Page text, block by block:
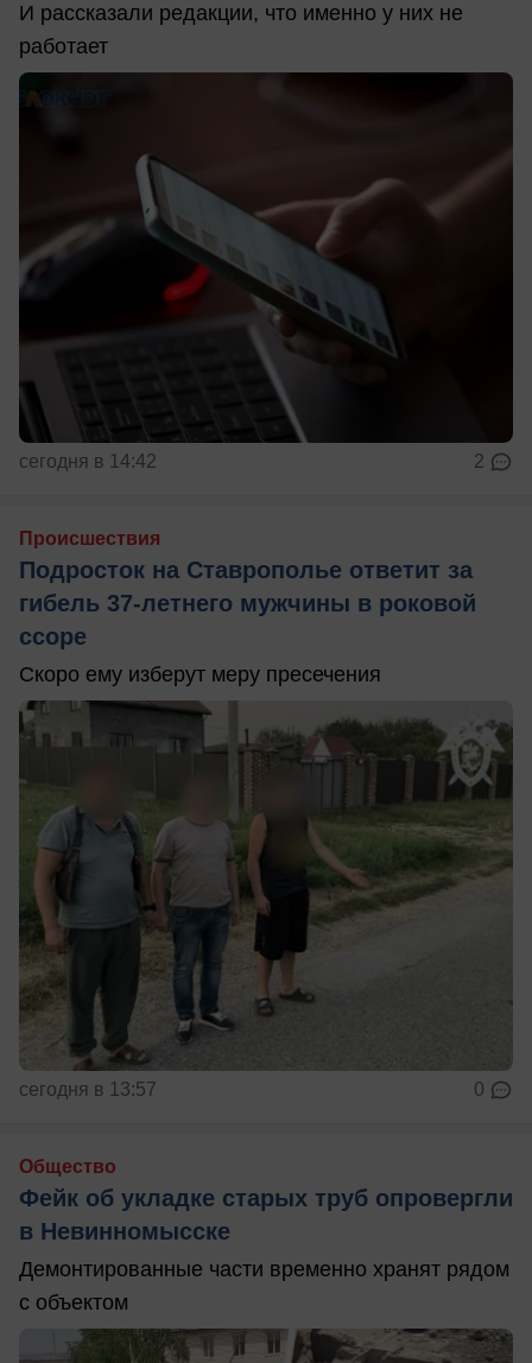
И рассказали редакции, что именно у них не
работает
сегодня в 14:42 2
Происшествия
Подросток на Ставрополье ответит за
гибель 37-летнего мужчины в роковой
ссоре
Скоро ему изберут меру пресечения
сегодня в 13:57 0
Общество
Фейк об укладке старых труб опровергли
в Невинномысске
Демонтированные части временно хранят рядом
с объектом